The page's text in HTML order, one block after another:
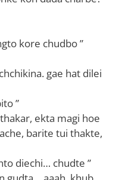
kore chudbo ”
gae hat dilei
”
ekta magi hoe
barite tui thakte,
diechi… chudte ”